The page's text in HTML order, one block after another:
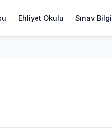
Ehliyet Okulu Sınav